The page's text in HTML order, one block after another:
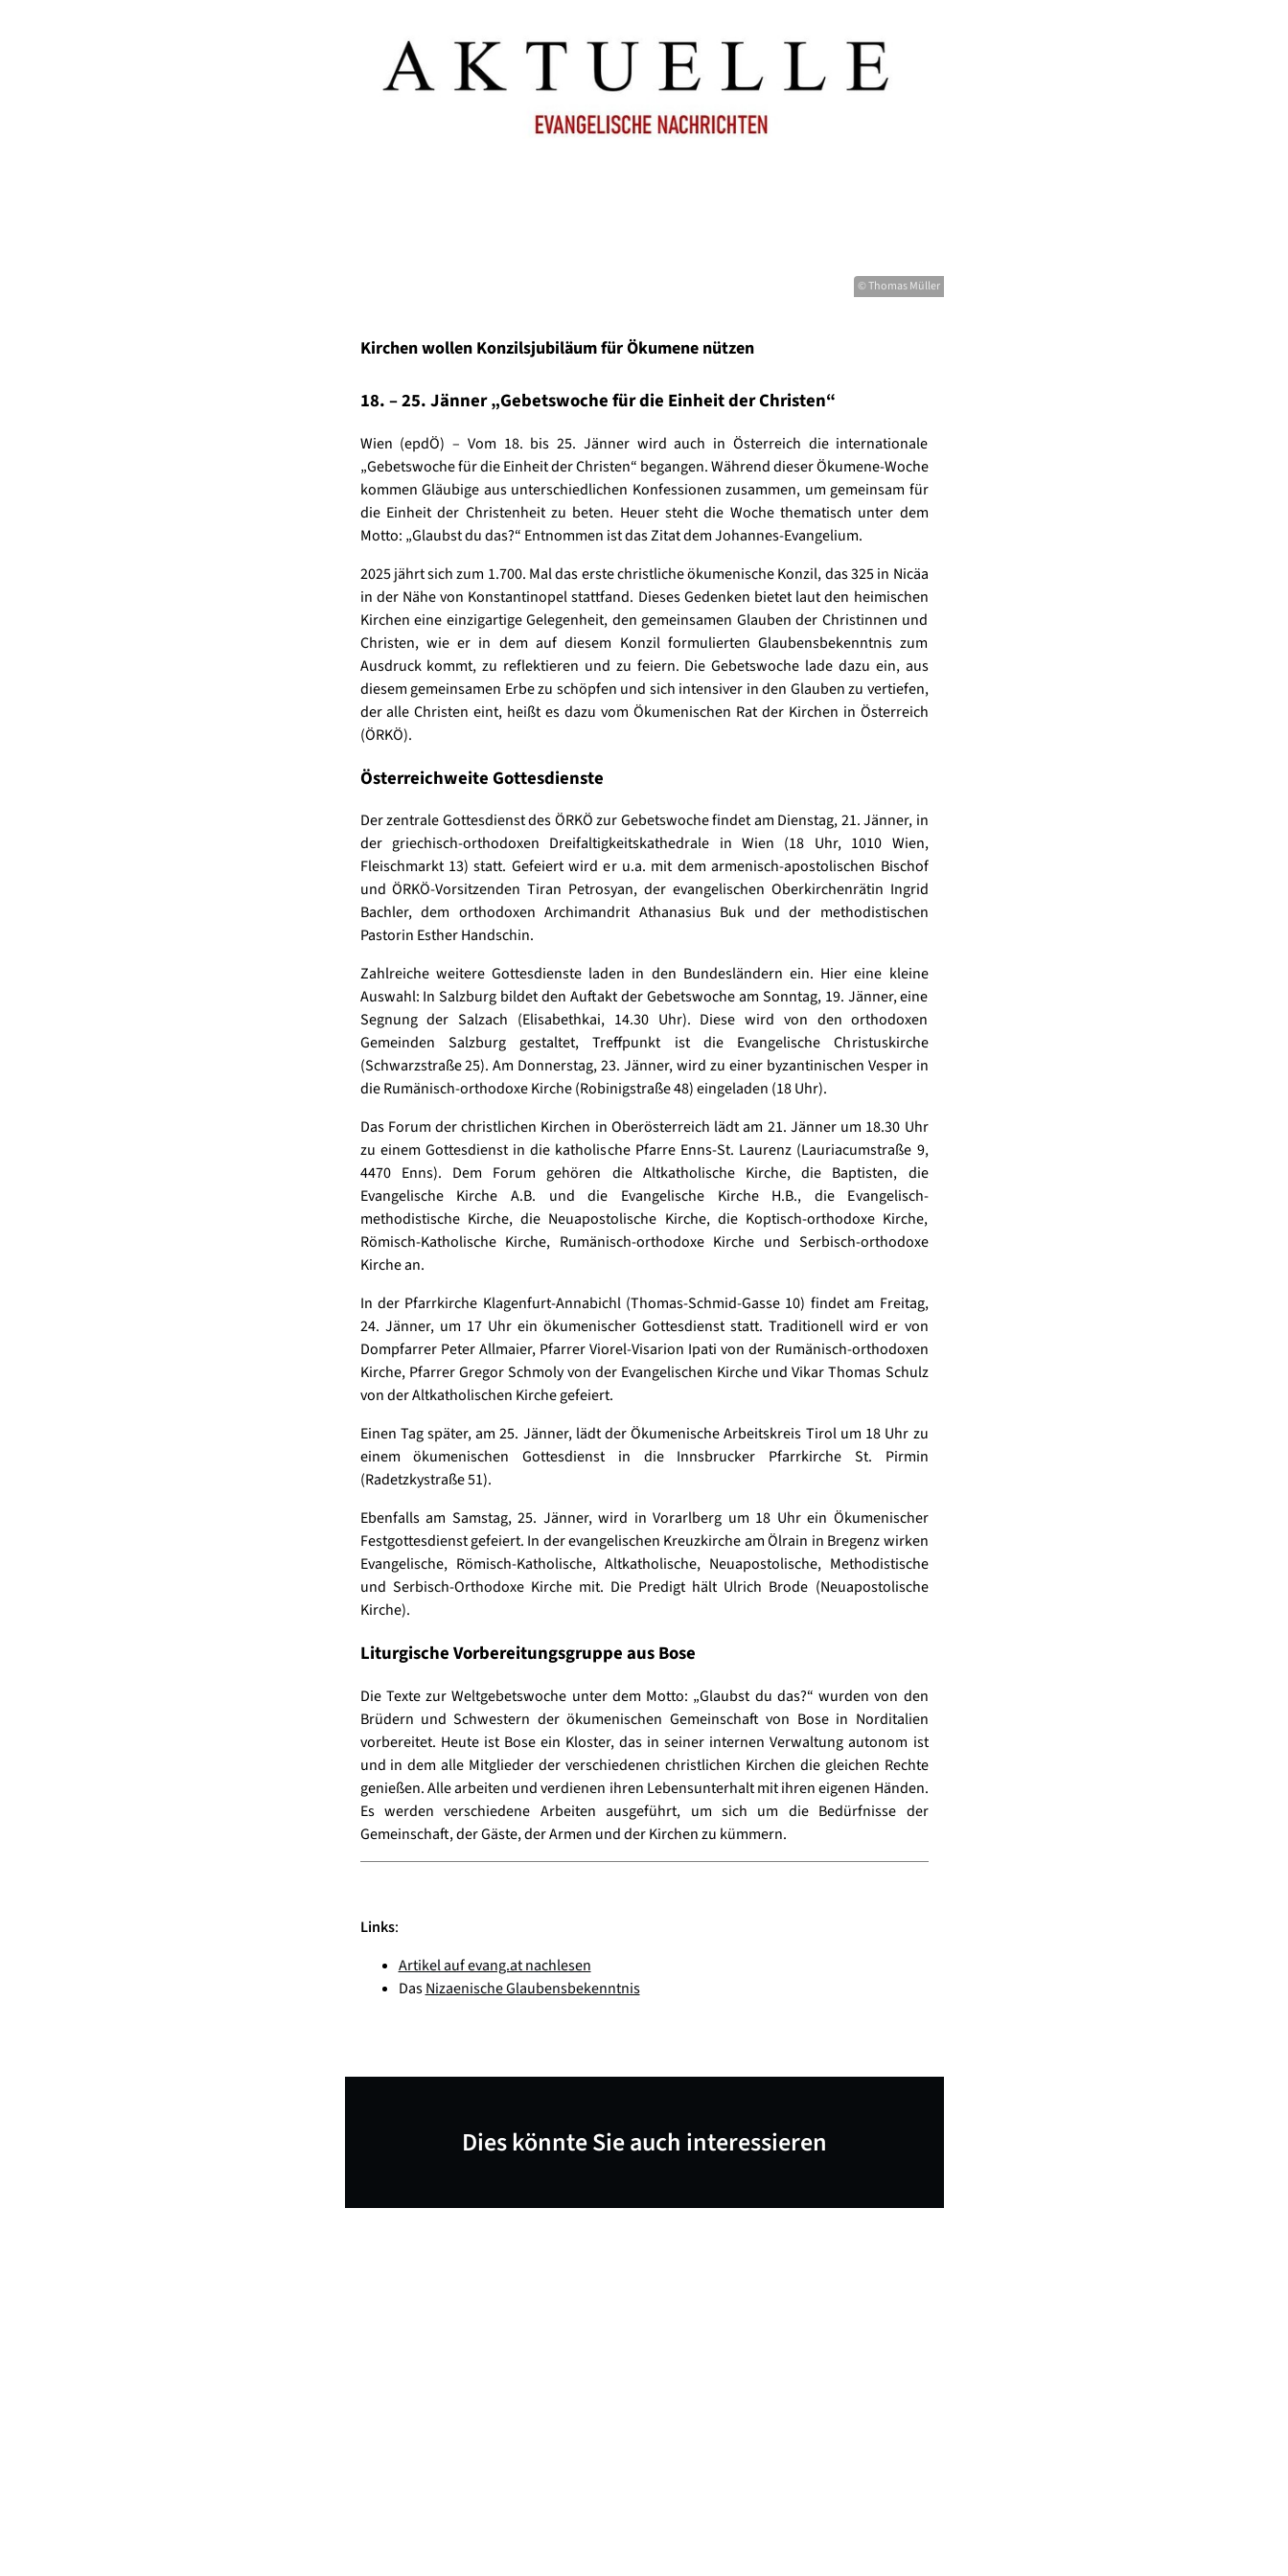
© Thomas Müller
Kirchen wollen Konzilsjubiläum für Ökumene nützen
18. – 25. Jänner „Gebetswoche für die Einheit der Christen“
Wien (epdÖ) – Vom 18. bis 25. Jänner wird auch in Österreich die internationale
„Gebetswoche für die Einheit der Christen“ begangen. Während dieser Ökumene-Woche
kommen Gläubige aus unterschiedlichen Konfessionen zusammen, um gemeinsam für
die Einheit der Christenheit zu beten. Heuer steht die Woche thematisch unter dem
Motto: „Glaubst du das?“ Entnommen ist das Zitat dem Johannes-Evangelium.
2025 jährt sich zum 1.700. Mal das erste christliche ökumenische Konzil, das 325 in Nicäa
in der Nähe von Konstantinopel stattfand. Dieses Gedenken bietet laut den heimischen
Kirchen eine einzigartige Gelegenheit, den gemeinsamen Glauben der Christinnen und
Christen, wie er in dem auf diesem Konzil formulierten Glaubensbekenntnis zum
Ausdruck kommt, zu reflektieren und zu feiern. Die Gebetswoche lade dazu ein, aus
diesem gemeinsamen Erbe zu schöpfen und sich intensiver in den Glauben zu vertiefen,
der alle Christen eint, heißt es dazu vom Ökumenischen Rat der Kirchen in Österreich
(ÖRKÖ).
Österreichweite Gottesdienste
Der zentrale Gottesdienst des ÖRKÖ zur Gebetswoche findet am Dienstag, 21. Jänner, in
der griechisch-orthodoxen Dreifaltigkeitskathedrale in Wien (18 Uhr, 1010 Wien,
Fleischmarkt 13) statt. Gefeiert wird er u.a. mit dem armenisch-apostolischen Bischof
und ÖRKÖ-Vorsitzenden Tiran Petrosyan, der evangelischen Oberkirchenrätin Ingrid
Bachler, dem orthodoxen Archimandrit Athanasius Buk und der methodistischen
Pastorin Esther Handschin.
Zahlreiche weitere Gottesdienste laden in den Bundesländern ein. Hier eine kleine
Auswahl: In Salzburg bildet den Auftakt der Gebetswoche am Sonntag, 19. Jänner, eine
Segnung der Salzach (Elisabethkai, 14.30 Uhr). Diese wird von den orthodoxen
Gemeinden Salzburg gestaltet, Treffpunkt ist die Evangelische Christuskirche
(Schwarzstraße 25). Am Donnerstag, 23. Jänner, wird zu einer byzantinischen Vesper in
die Rumänisch-orthodoxe Kirche (Robinigstraße 48) eingeladen (18 Uhr).
Das Forum der christlichen Kirchen in Oberösterreich lädt am 21. Jänner um 18.30 Uhr
zu einem Gottesdienst in die katholische Pfarre Enns-St. Laurenz (Lauriacumstraße 9,
4470 Enns). Dem Forum gehören die Altkatholische Kirche, die Baptisten, die
Evangelische Kirche A.B. und die Evangelische Kirche H.B., die Evangelisch-
methodistische Kirche, die Neuapostolische Kirche, die Koptisch-orthodoxe Kirche,
Römisch-Katholische Kirche, Rumänisch-orthodoxe Kirche und Serbisch-orthodoxe
Kirche an.
In der Pfarrkirche Klagenfurt-Annabichl (Thomas-Schmid-Gasse 10) findet am Freitag,
24. Jänner, um 17 Uhr ein ökumenischer Gottesdienst statt. Traditionell wird er von
Dompfarrer Peter Allmaier, Pfarrer Viorel-Visarion Ipati von der Rumänisch-orthodoxen
Kirche, Pfarrer Gregor Schmoly von der Evangelischen Kirche und Vikar Thomas Schulz
von der Altkatholischen Kirche gefeiert.
Einen Tag später, am 25. Jänner, lädt der Ökumenische Arbeitskreis Tirol um 18 Uhr zu
einem ökumenischen Gottesdienst in die Innsbrucker Pfarrkirche St. Pirmin
(Radetzkystraße 51).
Ebenfalls am Samstag, 25. Jänner, wird in Vorarlberg um 18 Uhr ein Ökumenischer
Festgottesdienst gefeiert. In der evangelischen Kreuzkirche am Ölrain in Bregenz wirken
Evangelische, Römisch-Katholische, Altkatholische, Neuapostolische, Methodistische
und Serbisch-Orthodoxe Kirche mit. Die Predigt hält Ulrich Brode (Neuapostolische
Kirche).
Liturgische Vorbereitungsgruppe aus Bose
Die Texte zur Weltgebetswoche unter dem Motto: „Glaubst du das?“ wurden von den
Brüdern und Schwestern der ökumenischen Gemeinschaft von Bose in Norditalien
vorbereitet. Heute ist Bose ein Kloster, das in seiner internen Verwaltung autonom ist
und in dem alle Mitglieder der verschiedenen christlichen Kirchen die gleichen Rechte
genießen. Alle arbeiten und verdienen ihren Lebensunterhalt mit ihren eigenen Händen.
Es werden verschiedene Arbeiten ausgeführt, um sich um die Bedürfnisse der
Gemeinschaft, der Gäste, der Armen und der Kirchen zu kümmern.
Links:
Artikel auf evang.at nachlesen
DasNizaenische Glaubensbekenntnis
Dies könnte Sie auch interessieren